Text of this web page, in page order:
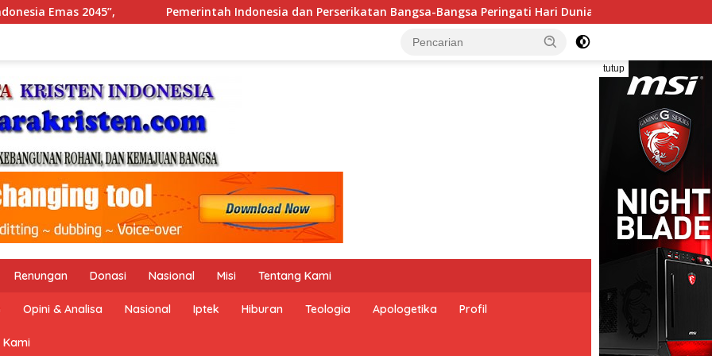
dan Perserikatan Bangsa-Bangsa Peringati Hari Dunia Anti Perdagangan Orang 2026 dengan Komitmen Baru untuk
tutup
Renungan Donasi Nasional Misi Tentang Kami
Opini & Analisa Nasional Iptek Hiburan Teologia Apologetika Profil
Kami